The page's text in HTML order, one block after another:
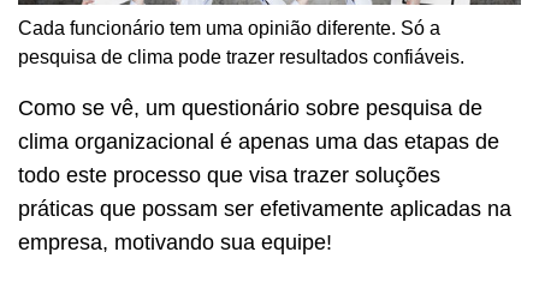
Cada funcionário tem uma opinião diferente. Só a
pesquisa de clima pode trazer resultados confiáveis.
Como se vê, um questionário sobre pesquisa de
clima organizacional é apenas uma das etapas de
todo este processo que visa trazer soluções
práticas que possam ser efetivamente aplicadas na
empresa, motivando sua equipe!